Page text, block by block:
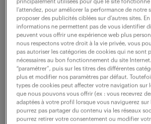
Votre rôle s'articule autour de trois
Exploitation et Relation Client (˜
Assurer l'accueil physique et
clients, prospects et...
voir l'offre
principalement utilisées pour que le site
l’attendez, pour améliorer la performance de notre
proposer des publicités ciblées sur d’autres sites.
informations ne permettent pas de vous identifier
peuvent vous offrir une expérience web plus
nous respectons votre droit à la vie privée, vous
pas autoriser les catégories de cookies qui ne sont
nécessaires au bon fonctionnement du site
“paramétrer”, puis sur les titres des différentes
plus et modifier nos paramètres par défaut.
types de cookies peut affecter votre navigation sur
que nous pouvons vous offrir (ex : vous recevrez
adaptées à votre profil lorsque vous naviguerez sur
pourrez pas partager du contenu via les réseaux
pourrez retirer votre consentement ou modifier